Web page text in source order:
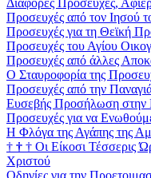
Προσευχές από τον Ιησού
Προσευχές για τη Θεϊκή
Προσευχές του Αγίου
Προσευχές από άλλες
Ο Σταυροφορία της
Προσευχές από την
Ευσεβής Προσήλωση στην
Προσευχές για να
Η Φλόγα της Αγάπης της
† † † Οι Είκοσι Τέσσερις
Χριστού
Οδηγίες για την